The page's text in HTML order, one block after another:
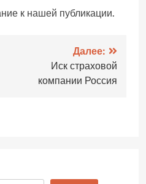
к нашей публикации.
Далее:
Иск страховой
компании Россия